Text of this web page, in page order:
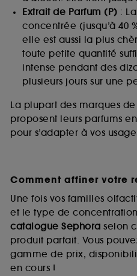
Extrait de Parfum (P) :
concentrée (jusqu’à 40
elle est aussi la plus
toute petite quantité
intense pendant des
plusieurs jours sur une
La plupart des marques
proposent leurs parfums
pour s’adapter à vos
Comment affiner votre
Une fois vos familles
et le type de
catalogue Sephora selon
produit parfait. Vous
gamme de prix,
en cours !